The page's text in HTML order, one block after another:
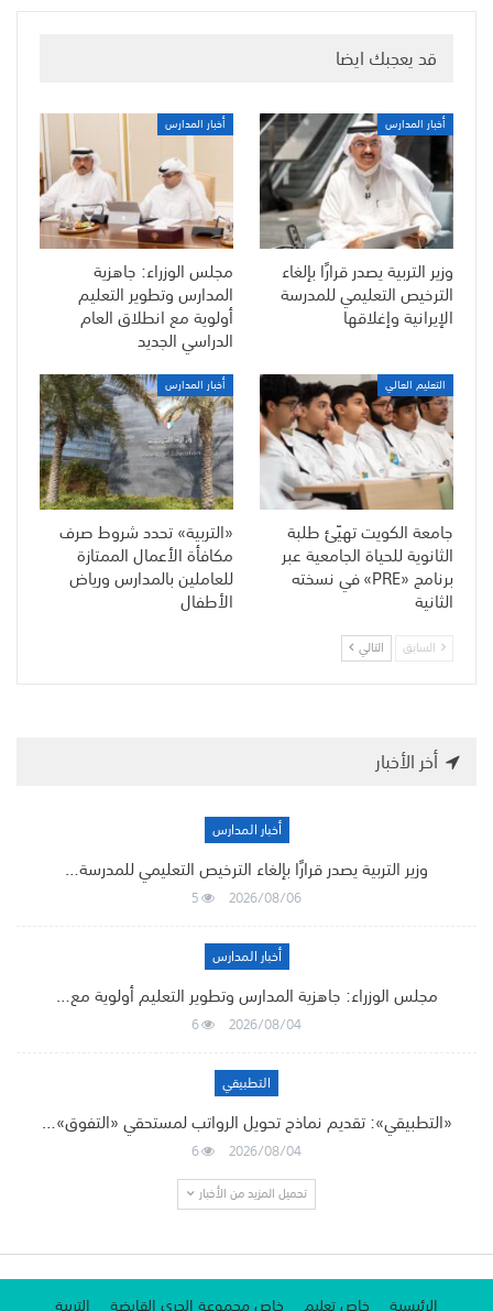
قد يعجبك ايضا
أخبار المدارس
وزير التربية يصدر قرارًا بإلغاء
الترخيص التعليمي للمدرسة
الإيرانية وإغلاقها
أخبار المدارس
مجلس الوزراء: جاهزية
المدارس وتطوير التعليم
أولوية مع انطلاق العام
الدراسي الجديد
التعليم العالي
جامعة الكويت تهيّئ طلبة
الثانوية للحياة الجامعية عبر
برنامج «PRE» في نسخته
الثانية
أخبار المدارس
«التربية» تحدد شروط صرف
مكافأة الأعمال الممتازة
للعاملين بالمدارس ورياض
الأطفال
السابق التالي
أخر الأخبار
أخبار المدارس
وزير التربية يصدر قرارًا بإلغاء الترخيص التعليمي للمدرسة…
2026/08/06
5
أخبار المدارس
مجلس الوزراء: جاهزية المدارس وتطوير التعليم أولوية مع…
2026/08/04
6
التطبيقي
«التطبيقي»: تقديم نماذج تحويل الرواتب لمستحقي «التفوق»…
2026/08/04
6
تحميل المزيد من الأخبار